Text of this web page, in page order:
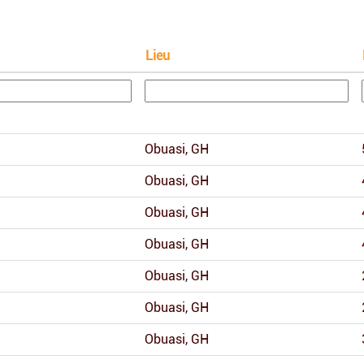
Lieu
Obuasi, GH
Obuasi, GH
Obuasi, GH
Obuasi, GH
Obuasi, GH
Obuasi, GH
Obuasi, GH